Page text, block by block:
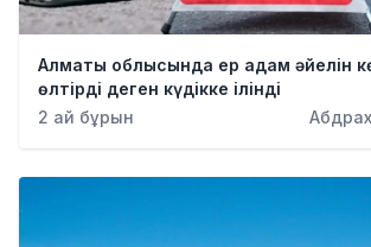
Алматы облысында ер адам әйелін
өлтірді деген күдікке ілінді
2 ай бұрын